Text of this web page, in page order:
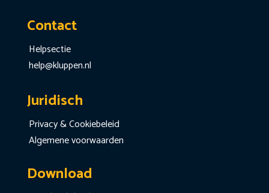
Contact
Helpsectie
help@kluppen.nl
Juridisch
Privacy & Cookiebeleid
Algemene voorwaarden
Download